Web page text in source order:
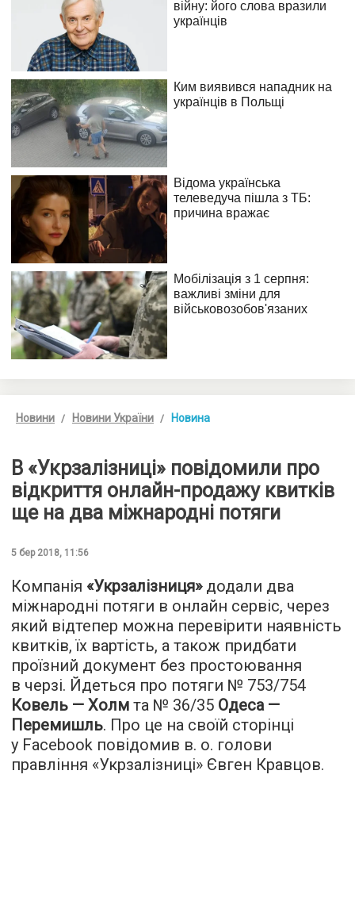
Новини Новини України Новина
В «Укрзалізниці» повідомили про
відкриття онлайн-продажу квитків
ще на два міжнародні потяги
5 бер 2018, 11:56
Компанія «Укрзалізниця»додали два
міжнародні потяги в онлайн сервіс, через
який відтепер можна перевірити наявність
квитків, їх вартість, а також придбати
проїзний документ без простоювання
в черзі. Йдеться про потяги № 753/754
Ковель — Холм та № 36/35 Одеса —
Перемишль. Про це на своїй сторінці
у Facebook повідомив в. о. голови
правління «Укрзалізниці» Євген Кравцов.